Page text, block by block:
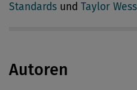
Standards und Taylor
Autoren